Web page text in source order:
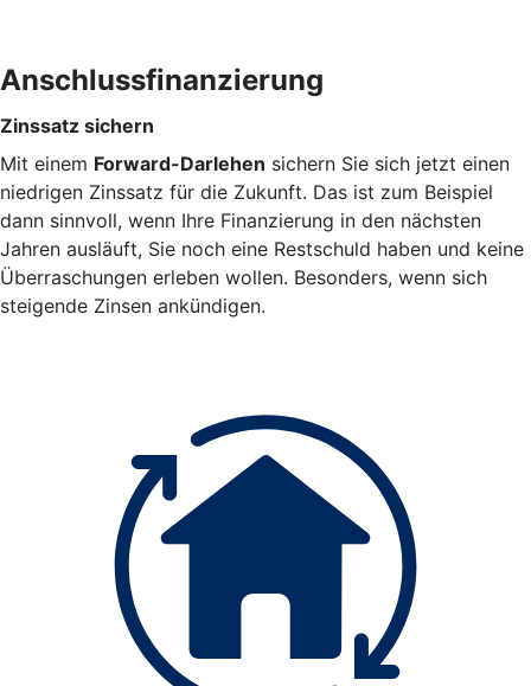
Anschlussfinanzierung
Zinssatz sichern
Mit einem Forward-Darlehen sichern Sie sich jetzt einen
niedrigen Zinssatz für die Zukunft. Das ist zum Beispiel
dann sinnvoll, wenn Ihre Finanzierung in den nächsten
Jahren ausläuft, Sie noch eine Restschuld haben und keine
Überraschungen erleben wollen. Besonders, wenn sich
steigende Zinsen ankündigen.